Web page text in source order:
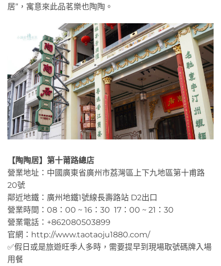
居”，寓意來此品茗樂也陶陶。
【陶陶居】第十莆路總店
營業地址：中國廣東省廣州市荔灣區上下九地區第十甫路
20號
鄰近地鐵：廣州地鐵1號線長壽路站 D2出口
營業時間：08：00 ~ 16：30 17：00 ~ 21：30
營業電話：+862080503899
官網：http://www.taotaoju1880.com/
✅假日或是旅遊旺季人多時，需要提早到現場取號碼牌入場
用餐